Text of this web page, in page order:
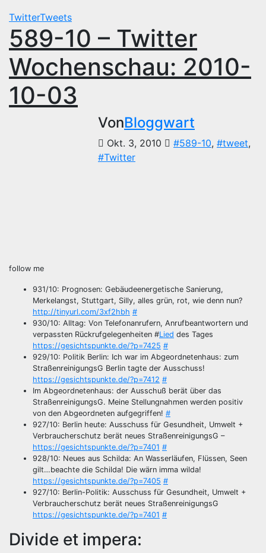
TwitterTweets
589-10 – Twitter
Wochenschau: 2010-
10-03
VonBloggwart
Okt. 3, 2010 #589-10, #tweet,
#Twitter
follow me
931/10: Prognosen: Gebäudeenergetische Sanierung,
Merkelangst, Stuttgart, Silly, alles grün, rot, wie denn nun?
http://tinyurl.com/3xf2hbh #
930/10: Alltag: Von Telefonanrufern, Anrufbeantwortern und
verpassten Rückrufgelegenheiten #Lied des Tages
https://gesichtspunkte.de/?p=7425 #
929/10: Politik Berlin: Ich war im Abgeordnetenhaus: zum
StraßenreinigungsG Berlin tagte der Ausschuss!
https://gesichtspunkte.de/?p=7412 #
Im Abgeordnetenhaus: der Ausschuß berät über das
StraßenreinigungsG. Meine Stellungnahmen werden positiv
von den Abgeordneten aufgegriffen! #
927/10: Berlin heute: Ausschuss für Gesundheit, Umwelt +
Verbraucherschutz berät neues StraßenreinigungsG –
https://gesichtspunkte.de/?p=7401 #
928/10: Neues aus Schilda: An Wasserläufen, Flüssen, Seen
gilt…beachte die Schilda! Die wärn imma wilda!
https://gesichtspunkte.de/?p=7405 #
927/10: Berlin-Politik: Ausschuss für Gesundheit, Umwelt +
Verbraucherschutz berät neues StraßenreinigungsG
https://gesichtspunkte.de/?p=7401 #
Divide et impera: